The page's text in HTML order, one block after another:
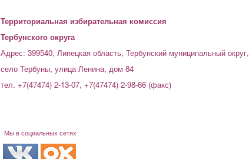
Территориальная избирательная комиссия
Тербунского округа
Адрес: 399540, Липецкая область, Тербунский муниципальный округ,
село Тербуны, улица Ленина, дом 84
тел. +7(47474) 2-13-07, +7(47474) 2-98-66 (факс)
Мы в социальных сетях